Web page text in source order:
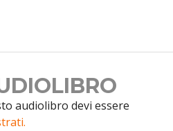
audiolibro devi essere